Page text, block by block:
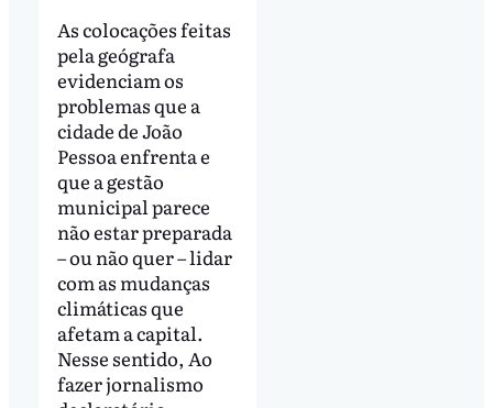
As colocações feitas
pela geógrafa
evidenciam os
problemas que a
cidade de João
Pessoa enfrenta e
que a gestão
municipal parece
não estar preparada
– ou não quer – lidar
com as mudanças
climáticas que
afetam a capital.
Nesse sentido, Ao
fazer jornalismo